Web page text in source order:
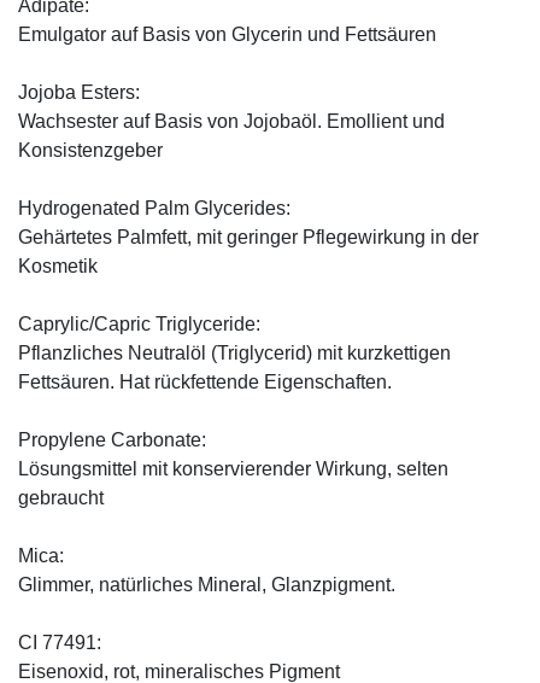
Adipate:
Emulgator auf Basis von Glycerin und Fettsäuren
Jojoba Esters:
Wachsester auf Basis von Jojobaöl. Emollient und
Konsistenzgeber
Hydrogenated Palm Glycerides:
Gehärtetes Palmfett, mit geringer Pflegewirkung in der
Kosmetik
Caprylic/Capric Triglyceride:
Pflanzliches Neutralöl (Triglycerid) mit kurzkettigen
Fettsäuren. Hat rückfettende Eigenschaften.
Propylene Carbonate:
Lösungsmittel mit konservierender Wirkung, selten
gebraucht
Mica:
Glimmer, natürliches Mineral, Glanzpigment.
CI 77491:
Eisenoxid, rot, mineralisches Pigment